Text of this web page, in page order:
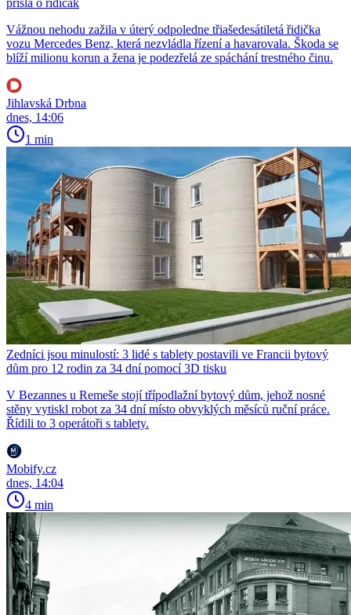
přišla o řidičák
Vážnou nehodu zažila v úterý odpoledne třiašedesátiletá řidička
vozu Mercedes Benz, která nezvládla řízení a havarovala. Škoda se
blíží milionu korun a žena je podezřelá ze spáchání trestného činu.
Jihlavská Drbna
dnes, 14:06
1 min
Zedníci jsou minulostí: 3 lidé s tablety postavili ve Francii bytový
dům pro 12 rodin za 34 dní pomocí 3D tisku
V Bezannes u Remeše stojí třípodlažní bytový dům, jehož nosné
stěny vytiskl robot za 34 dní místo obvyklých měsíců ruční práce.
Řídili to 3 operátoři s tablety.
Mobify.cz
dnes, 14:04
4 min